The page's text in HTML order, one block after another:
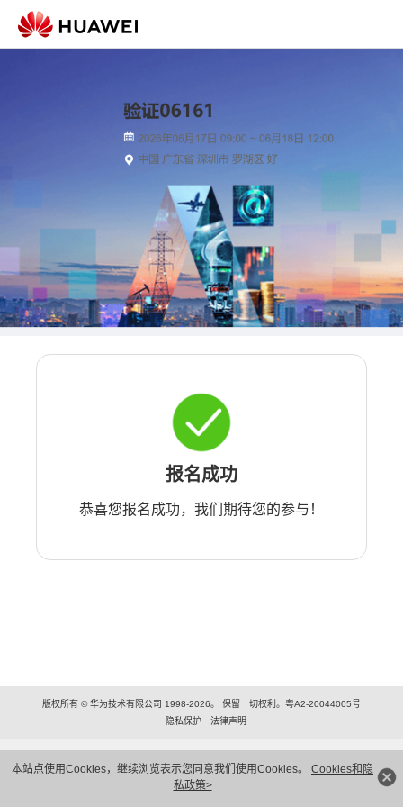
本站点使用Cookies，继续浏览表示您同意我们使用Cookies。 Cookies和隐
私政策>
报名成功
恭喜您报名成功，我们期待您的参与！
版权所有 © 华为技术有限公司 1998-2026。 保留一切权利。粤A2-20044005号
隐私保护
法律声明